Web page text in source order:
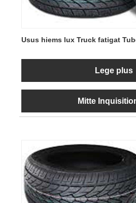
Usus hiems lux Truck fatigat
Lege plus
Mitte